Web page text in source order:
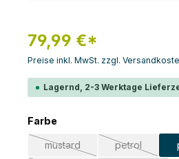
79,99 €*
Preise inkl. MwSt. zzgl.
Lagernd, 2-3 Werktage
Farbeauswählen
mustard
(Diese Option ist zurzeit
petrol
(Diese